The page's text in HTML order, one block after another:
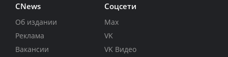
CNews
Об издании
Реклама
Вакансии
Соцсети
Max
VK
VK Видео